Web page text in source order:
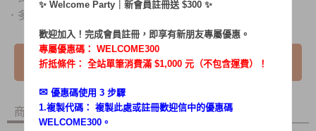
． 多重安全保護裝置
我要詢問
商品內容 商品討論
✨ Welcome Party｜新會員註冊送 $300 ✨
歡迎加入！完成會員註冊，即享有新朋友專屬優惠。
專屬優惠碼： WELCOME300
折抵條件： 全站單筆消費滿 $1,000 元（不包含運費）！
✉︎ 優惠碼使用 3 步驟
1.複製代碼： 複製此處或註冊歡迎信中的優惠碼
WELCOME300。